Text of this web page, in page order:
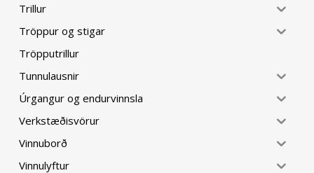
Trillur
Tröppur og stigar
Tröpputrillur
Tunnulausnir
Úrgangur og endurvinnsla
Verkstæðisvörur
Vinnuborð
Vinnulyftur